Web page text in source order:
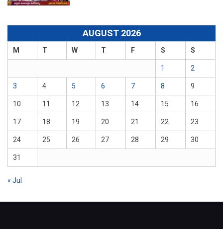
AUGUST 2026
M T W T F S S
1 2
3 4 5 6 7 8 9
10 11 12 13 14 15 16
17 18 19 20 21 22 23
24 25 26 27 28 29 30
31
« Jul